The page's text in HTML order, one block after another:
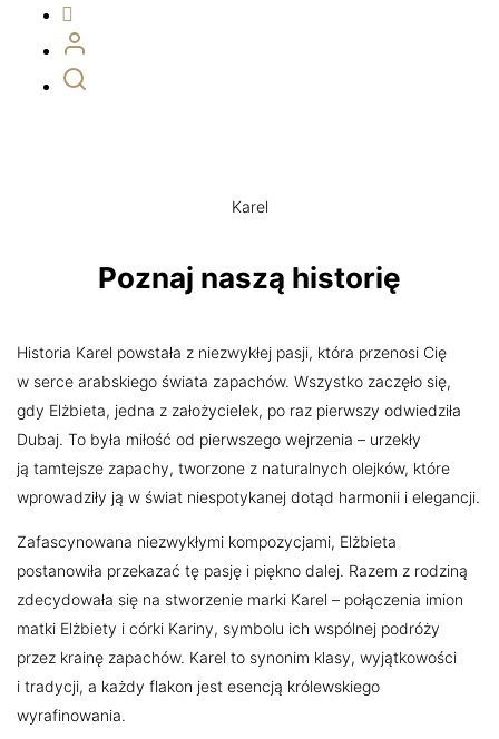
Karel
Poznaj naszą historię
Historia Karel powstała z niezwykłej pasji, która przenosi Cię
w serce arabskiego świata zapachów. Wszystko zaczęło się,
gdy Elżbieta, jedna z założycielek, po raz pierwszy odwiedziła
Dubaj. To była miłość od pierwszego wejrzenia – urzekły
ją tamtejsze zapachy, tworzone z naturalnych olejków, które
wprowadziły ją w świat niespotykanej dotąd harmonii i elegancji.
Zafascynowana niezwykłymi kompozycjami, Elżbieta
postanowiła przekazać tę pasję i piękno dalej. Razem z rodziną
zdecydowała się na stworzenie marki Karel – połączenia imion
matki Elżbiety i córki Kariny, symbolu ich wspólnej podróży
przez krainę zapachów. Karel to synonim klasy, wyjątkowości
i tradycji, a każdy flakon jest esencją królewskiego
wyrafinowania.